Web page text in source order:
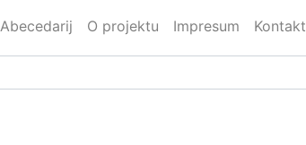
Abecedarij O projektu Impresum Kontakt